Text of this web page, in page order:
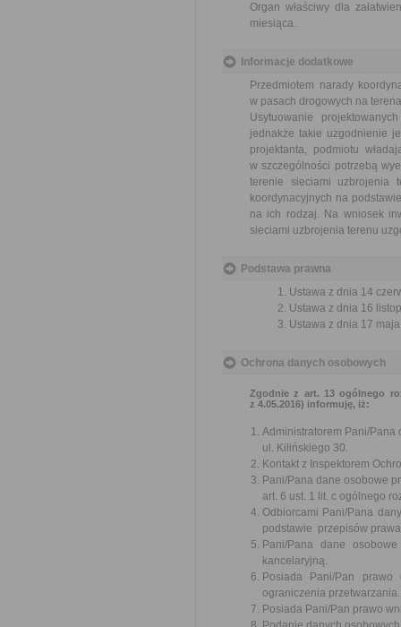
Organ właściwy dla
miesiąca.
Informacje dodatkowe
Przedmiotem narady
w pasach drogowych na
Usytuowanie
jednakże takie uzgodnienie
projektanta, podmiotu
w szczególności potrzebą
terenie sieciami uzbrojenia
koordynacyjnych na
na ich rodzaj. Na wniosek
sieciami uzbrojenia terenu
Podstawa prawna
Ustawa z dnia 14
Ustawa z dnia 16
Ustawa z dnia 17
Ochrona danych osobowych
Zgodnie z art. 13 ogólnego
z 4.05.2016) informuję, iż:
Administratorem Pani/Pana
ul. Kilińskiego 30.
Kontakt z Inspektorem
Pani/Pana dane osobowe
art. 6 ust. 1 lit. c ogólnego
Odbiorcami Pani/Pana
podstawie przepisów
Pani/Pana dane
kancelaryjną.
Posiada Pani/Pan
ograniczenia przetwarzania.
Posiada Pani/Pan prawo